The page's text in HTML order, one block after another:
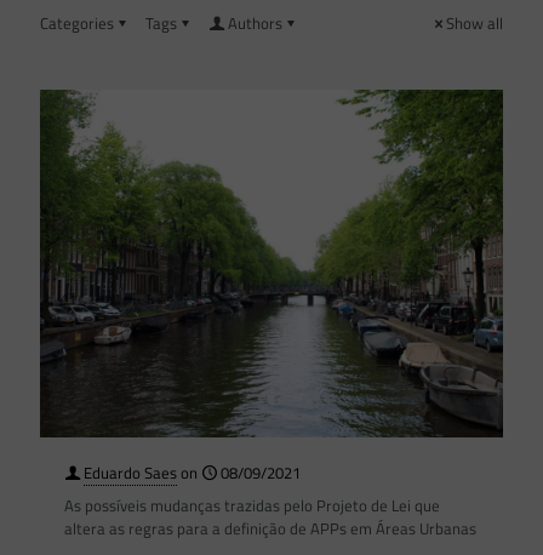
Categories Tags Authors Show all
Eduardo Saeson
08/09/2021
As possíveis mudanças trazidas pelo Projeto de Lei que
altera as regras para a definição de APPs em Áreas Urbanas